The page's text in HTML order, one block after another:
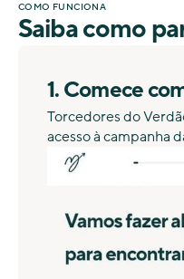
COMO FUNCIONA
Saiba como
1. Comece
Torcedores do
acesso à campanha